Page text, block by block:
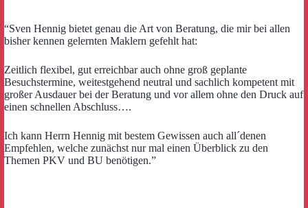
“Sven Hennig bietet genau die Art von Beratung, die mir bei allen
bisher kennen gelernten Maklern gefehlt hat:
Zeitlich flexibel, gut erreichbar auch ohne groß geplante
Besuchstermine, weitestgehend neutral und sachlich kompetent mit
großer Ausdauer bei der Beratung und vor allem ohne den Druck auf
einen schnellen Abschluss….
Ich kann Herrn Hennig mit bestem Gewissen auch all´denen
Empfehlen, welche zunächst nur mal einen Überblick zu den
Themen PKV und BU benötigen.”